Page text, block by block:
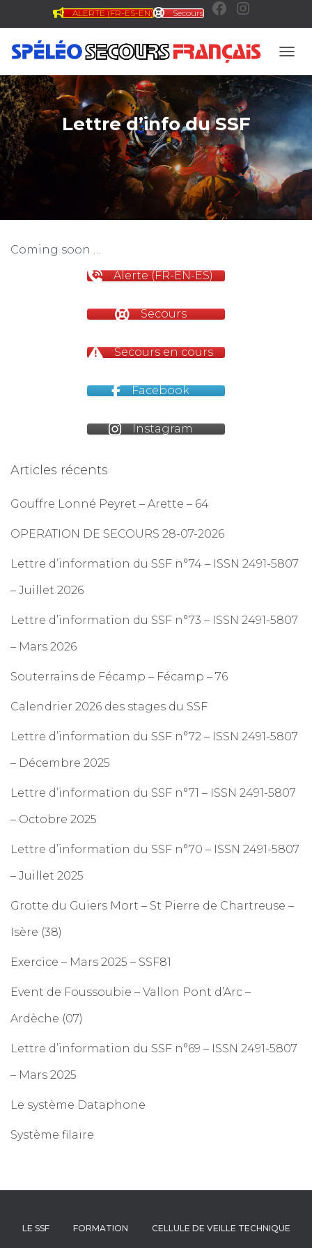
ALERTE (FR-ES-EN) Secours
F
c
e
b
o
o
k
I
s
t
a
g
Lettre d’info du SSF
Coming soon …
Alerte (FR-EN-ES)
Secours
Secours en cours
Facebook
Instagram
Articles récents
Gouffre Lonné Peyret – Arette – 64
OPERATION DE SECOURS 28-07-2026
Lettre d’information du SSF n°74 – ISSN 2491-5807
– Juillet 2026
Lettre d’information du SSF n°73 – ISSN 2491-5807
– Mars 2026
Souterrains de Fécamp – Fécamp – 76
Calendrier 2026 des stages du SSF
Lettre d’information du SSF n°72 – ISSN 2491-5807
– Décembre 2025
Lettre d’information du SSF n°71 – ISSN 2491-5807
– Octobre 2025
Lettre d’information du SSF n°70 – ISSN 2491-5807
– Juillet 2025
Grotte du Guiers Mort – St Pierre de Chartreuse –
Isère (38)
Exercice – Mars 2025 – SSF81
Event de Foussoubie – Vallon Pont d’Arc –
Ardèche (07)
Lettre d’information du SSF n°69 – ISSN 2491-5807
– Mars 2025
Le système Dataphone
Système filaire
LE SSF FORMATION CELLULE DE VEILLE TECHNIQUE